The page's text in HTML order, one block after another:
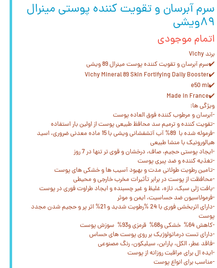
سرم آبرسان و تقویت کننده پوستی مینرال
۸۹ویشی
اتمام موجودی
برند Vichy
✔️سرم آبرسان و تقویت کننده پوست مینرال 89 ویشی
✔️Vichy Mineral 89 Skin Fortifying Daily Booster
✔️e50 ml
✔️Made in France
ویژگی ها:
-آبرسان و مرطوب کننده فوق العاده پوست
-تقویت کننده و ترمیم سد محافظ طبیعی پوست از اولین بار استفاده
-فرموله شده با 89% آب آتشفشانی ویشی با 15 ماده معدنی ضروری، اسید
هیالورونیک با منشا طبیعی
-ایجاد پوستی حجیم، صاف، درخشان و قوی تر تنها در 7 روز
-تغذیه کننده و ضد پیری پوست
-تامین رطوبت طولانی مدت و بهبود آسیب ها و خشکی های پوست
-محافظت از پوست در برابر تأثیرات مخرب خارجی و محیطی
-بافت ژلی سبک، تازه، غلیظ و غیر چسبنده و ایجاد طراوت فوری در پوست
-فرمولاسیون ضد حساسیت، ایمن و موثر
-دارای اثربخشی فوری با 24 %رطوبت شدید و 21% اثر پر و حجیم شدن مجدد
پوست
-کاهش 64% خشکی و68% قرمزی و93% سوزش پوست
-دارای تست درماتولوژیک بر روی پوست های حساس
-فاقد عطر، الکل، پارابن، سیلیکون، رنگ مصنوعی
-ایده ال برای مراقبت روزانه از پوست
-مناسب برای انواع پوست